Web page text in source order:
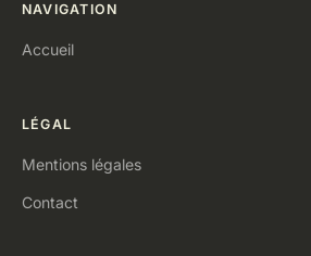
NAVIGATION
Accueil
LÉGAL
Mentions légales
Contact